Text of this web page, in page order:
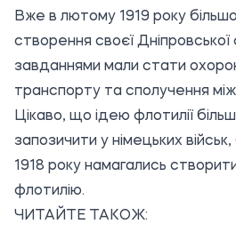
Вже в лютому 1919 року
створення своєї Дніпровської
завданнями мали стати
транспорту та сполучення між
Цікаво, що ідею флотилії
запозичити у німецьких військ,
1918 року намагались
флотилію.
ЧИТАЙТЕ ТАКОЖ: